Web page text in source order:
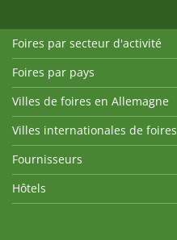
Foires par secteur d'activité
Foires par pays
Villes de foires en Allemagne
Villes internationales de foires
Fournisseurs
Hôtels